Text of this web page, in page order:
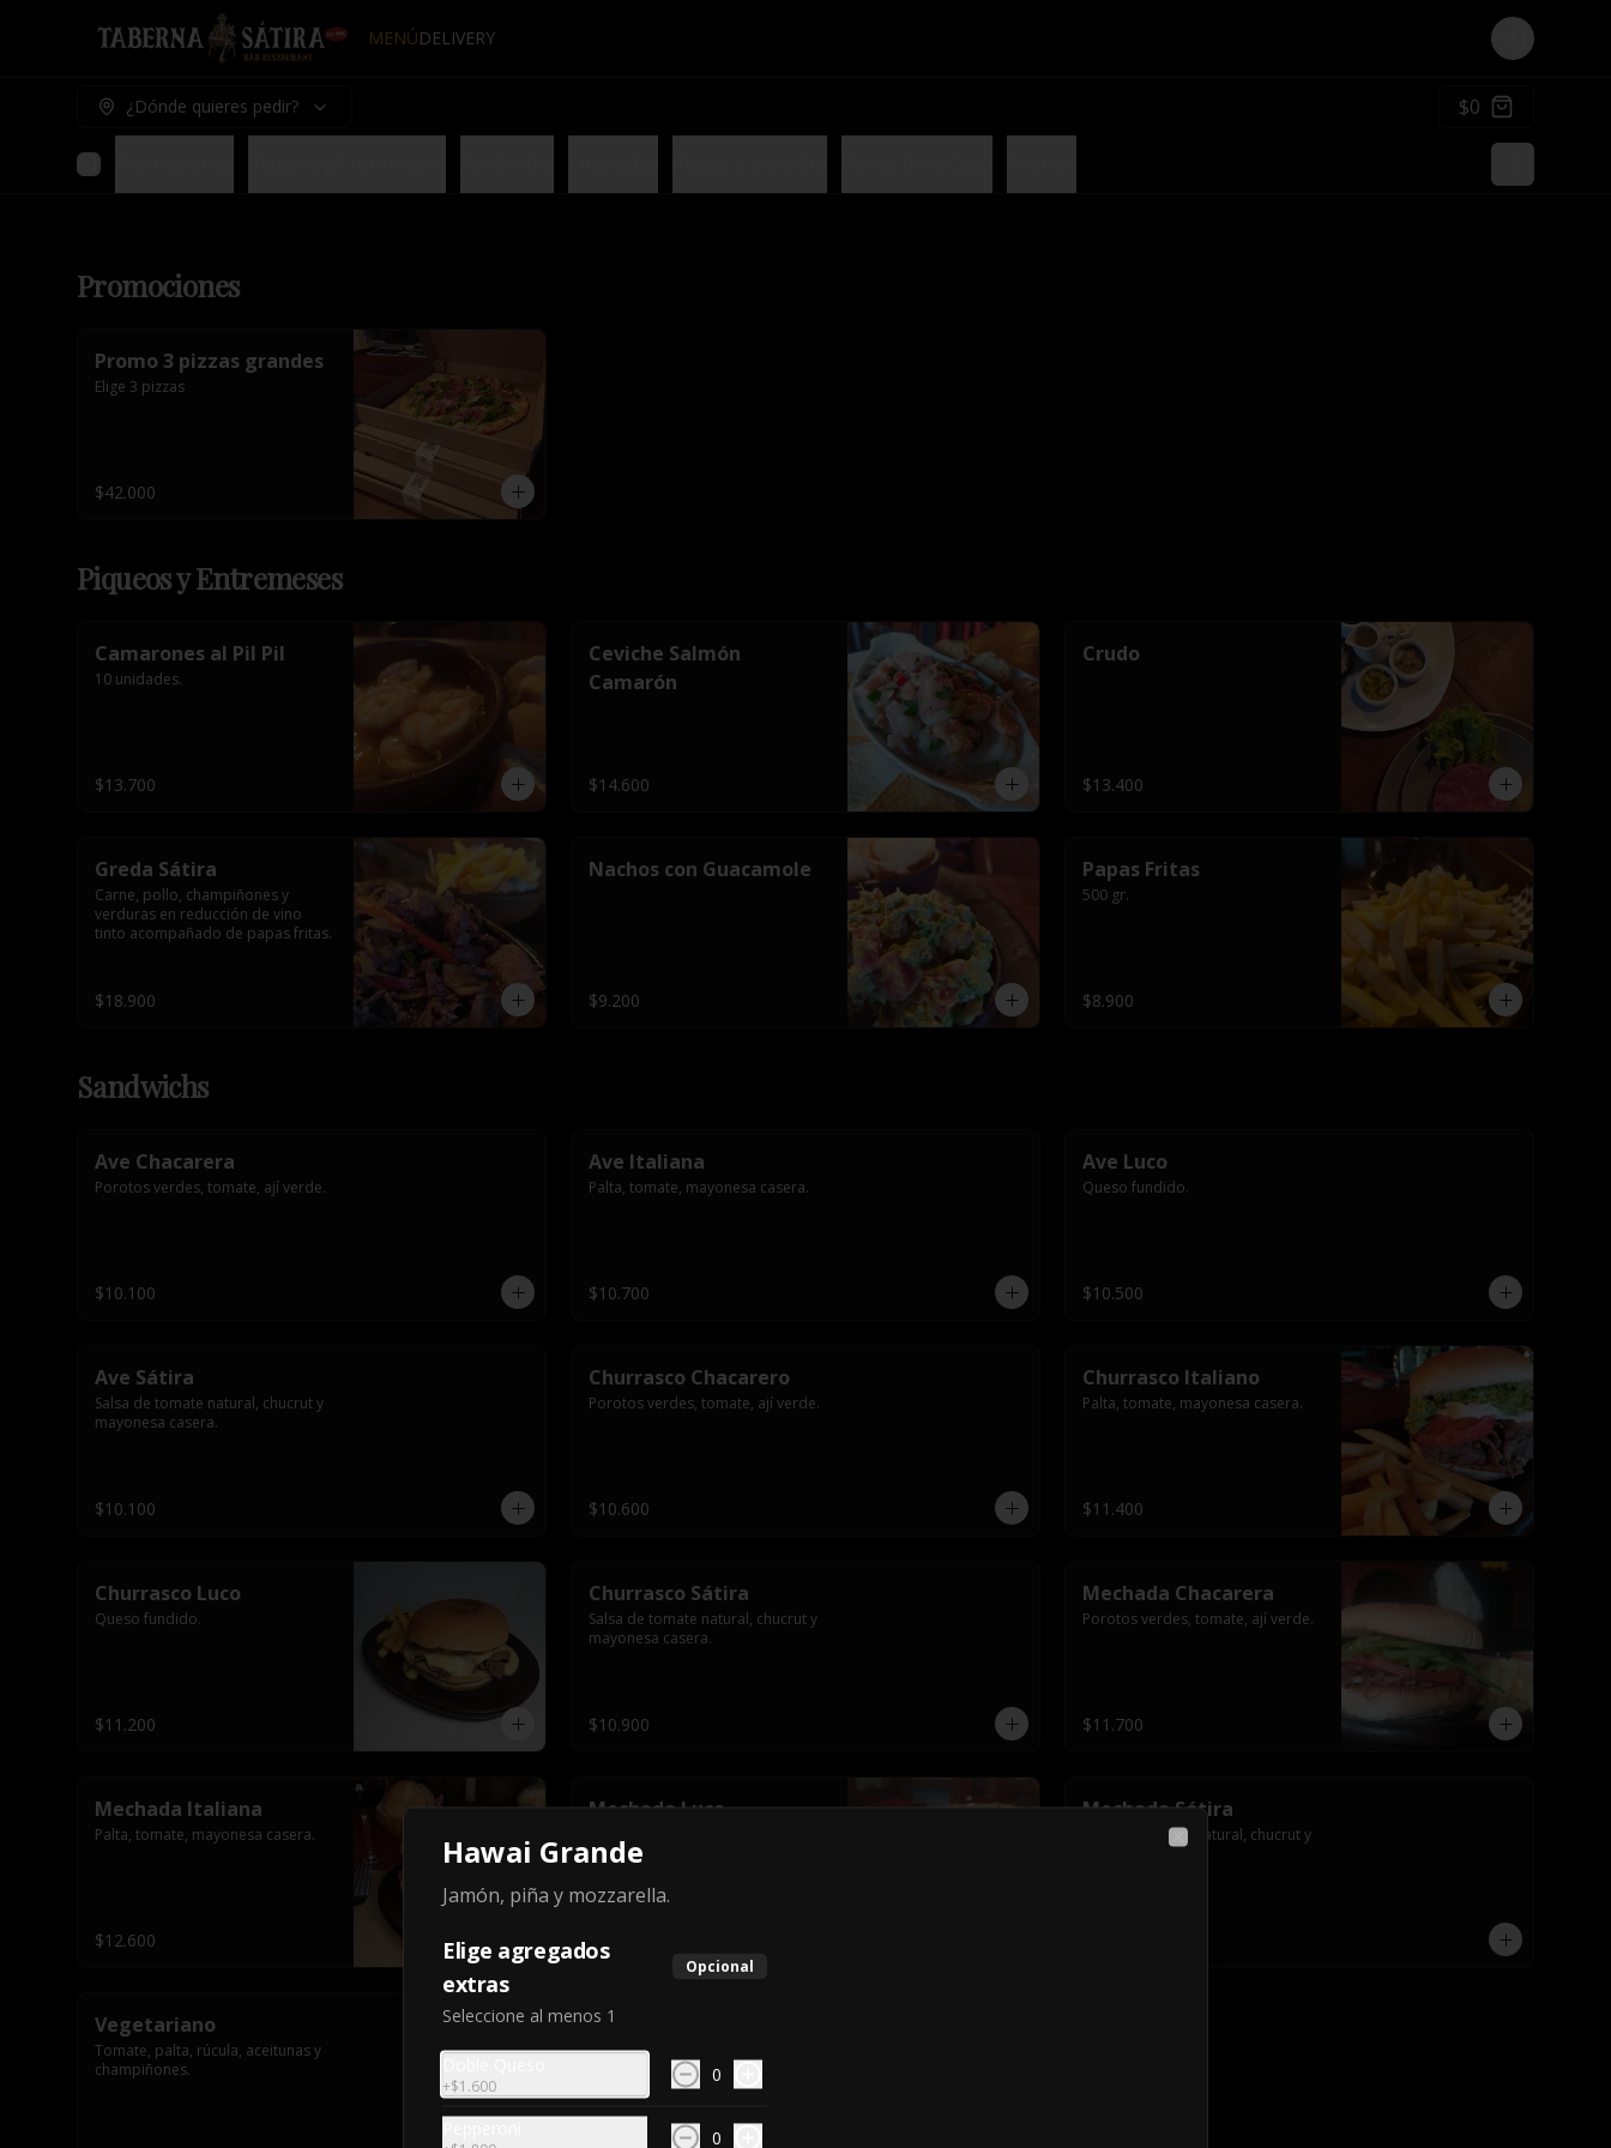
MENÚDELIVERY Login
¿Dónde quieres pedir? $0
Promociones
Promo 3 pizzas grandes
Elige 3 pizzas
$42.000
Piqueos y Entremeses
Camarones al Pil Pil
10 unidades.
$13.700
Ceviche Salmón
Camarón
$14.600
Crudo
$13.400
Greda Sátira
Carne, pollo, champiñones y
verduras en reducción de vino
tinto acompañado de papas fritas.
$18.900
Nachos con Guacamole
$9.200
Papas Fritas
500 gr.
$8.900
Sandwichs
Ave Chacarera
Porotos verdes, tomate, ají verde.
$10.100
Ave Italiana
Palta, tomate, mayonesa casera.
$10.700
Ave Luco
Queso fundido.
$10.500
Ave Sátira
Salsa de tomate natural, chucrut y
mayonesa casera.
$10.100
Churrasco Chacarero
Porotos verdes, tomate, ají verde.
$10.600
Churrasco Italiano
Palta, tomate, mayonesa casera.
$11.400
Churrasco Luco
Queso fundido.
$11.200
Churrasco Sátira
Salsa de tomate natural, chucrut y
mayonesa casera.
$10.900
Mechada Chacarera
Porotos verdes, tomate, ají verde.
$11.700
Mechada Italiana
Palta, tomate, mayonesa casera.
$12.600
Mechada Luco Mechada Sátira
Salsa de tomate natural, chucrut y
mayonesa casera.
Vegetariano
Tomate, palta, rúcula, aceitunas y
champiñones.
Hawai Grande
Jamón, piña y mozzarella.
Elige agregados
extras
Opcional
Seleccione al menos 1
+$1.600
0
0